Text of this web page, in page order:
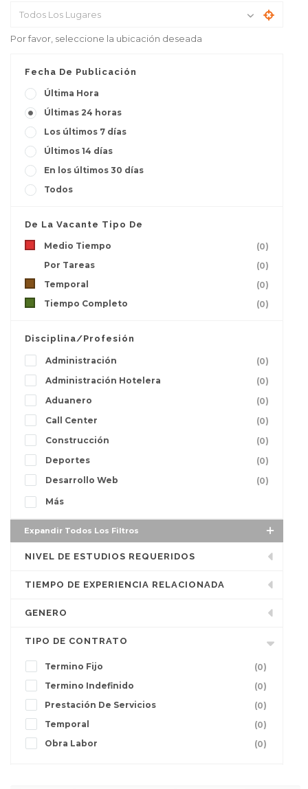
Todos Los Lugares
Por favor, seleccione la ubicación deseada
Fecha De Publicación
Última Hora
Últimas 24 horas
Los últimos 7 días
Últimos 14 días
En los últimos 30 días
Todos
De La Vacante Tipo De
Medio Tiempo
(0)
Por Tareas
(0)
Temporal
(0)
Tiempo Completo
(0)
Disciplina/Profesión
Administración
(0)
Administración Hotelera
(0)
Aduanero
(0)
Call Center
(0)
Construcción
(0)
Deportes
(0)
Desarrollo Web
(0)
Más
Expandir Todos Los Filtros
NIVEL DE ESTUDIOS REQUERIDOS
TIEMPO DE EXPERIENCIA RELACIONADA
GENERO
TIPO DE CONTRATO
Termino Fijo
(0)
Termino Indefinido
(0)
Prestación De Servicios
(0)
Temporal
(0)
Obra Labor
(0)